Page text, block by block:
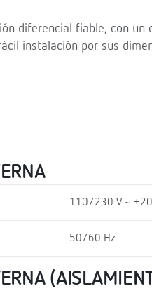
diferencial fiable, con un
instalación por sus
110/230 V ~
50/60 Hz